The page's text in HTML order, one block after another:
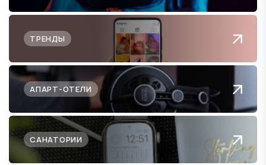
ТРЕНДЫ
АПАРТ-ОТЕЛИ
САНАТОРИИ